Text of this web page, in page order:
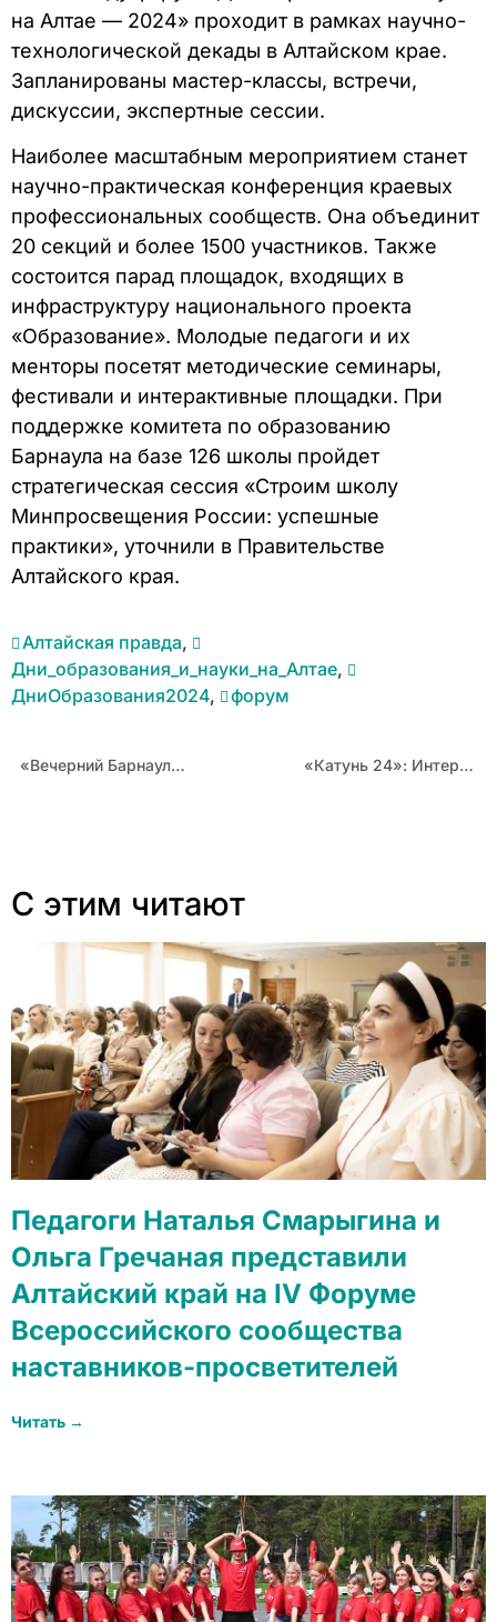
на Алтае — 2024» проходит в рамках научно-
технологической декады в Алтайском крае.
Запланированы мастер-классы, встречи,
дискуссии, экспертные сессии.
Наиболее масштабным мероприятием станет
научно-практическая конференция краевых
профессиональных сообществ. Она объединит
20 секций и более 1500 участников. Также
состоится парад площадок, входящих в
инфраструктуру национального проекта
«Образование». Молодые педагоги и их
менторы посетят методические семинары,
фестивали и интерактивные площадки. При
поддержке комитета по образованию
Барнаула на базе 126 школы пройдет
стратегическая сессия «Строим школу
Минпросвещения России: успешные
практики», уточнили в Правительстве
Алтайского края.
Алтайская правда,
Дни_образования_и_науки_на_Алтае,
ДниОбразования2024, форум
«Вечерний Барнаул»: Барнаульские педагоги получили высокую оценку своих компетенций «Катунь 24»: Интервью с Ильей Лобановым о международном форуме «Дни образования и науки Алтая»
С этим читают
Педагоги Наталья Смарыгина и
Ольга Гречаная представили
Алтайский край на IV Форуме
Всероссийского сообщества
наставников-просветителей
Читать →